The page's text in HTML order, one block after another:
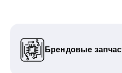
Брендовые